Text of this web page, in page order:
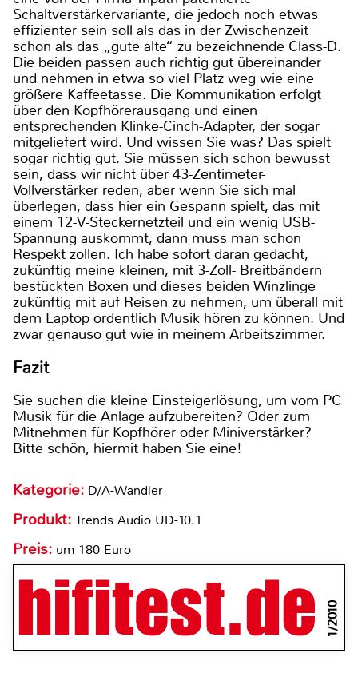
Schaltverstärkervariante, die jedoch noch etwas
effizienter sein soll als das in der Zwischenzeit
schon als das „gute alte“ zu bezeichnende Class-D.
Die beiden passen auch richtig gut übereinander
und nehmen in etwa so viel Platz weg wie eine
größere Kaffeetasse. Die Kommunikation erfolgt
über den Kopfhörerausgang und einen
entsprechenden Klinke-Cinch-Adapter, der sogar
mitgeliefert wird. Und wissen Sie was? Das spielt
sogar richtig gut. Sie müssen sich schon bewusst
sein, dass wir nicht über 43-Zentimeter-
Vollverstärker reden, aber wenn Sie sich mal
überlegen, dass hier ein Gespann spielt, das mit
einem 12-V-Steckernetzteil und ein wenig USB-
Spannung auskommt, dann muss man schon
Respekt zollen. Ich habe sofort daran gedacht,
zukünftig meine kleinen, mit 3-Zoll- Breitbändern
bestückten Boxen und dieses beiden Winzlinge
zukünftig mit auf Reisen zu nehmen, um überall mit
dem Laptop ordentlich Musik hören zu können. Und
zwar genauso gut wie in meinem Arbeitszimmer.
Fazit
Sie suchen die kleine Einsteigerlösung, um vom PC
Musik für die Anlage aufzubereiten? Oder zum
Mitnehmen für Kopfhörer oder Miniverstärker?
Bitte schön, hiermit haben Sie eine!
Kategorie: D/A-Wandler
Produkt: Trends Audio UD-10.1
Preis: um 180 Euro
1/2010